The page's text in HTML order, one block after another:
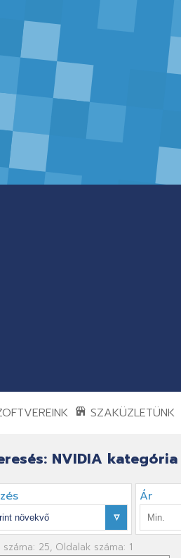
SZAKÜZLETÜNK
NVIDIA kategória
Ár
száma: 25, Oldalak száma: 1